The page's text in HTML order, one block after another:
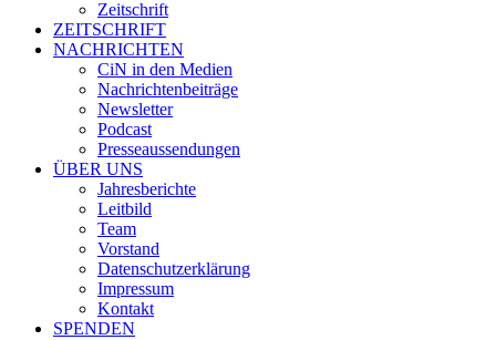
Zeitschrift
ZEITSCHRIFT
NACHRICHTEN
CiN in den Medien
Nachrichtenbeiträge
Newsletter
Podcast
Presseaussendungen
ÜBER UNS
Jahresberichte
Leitbild
Team
Vorstand
Datenschutzerklärung
Impressum
Kontakt
SPENDEN